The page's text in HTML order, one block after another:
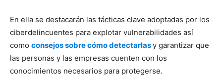
En ella se destacarán las tácticas clave adoptadas por los
ciberdelincuentes para explotar vulnerabilidades así
como consejos sobre cómo detectarlasy garantizar que
las personas y las empresas cuenten con los
conocimientos necesarios para protegerse.